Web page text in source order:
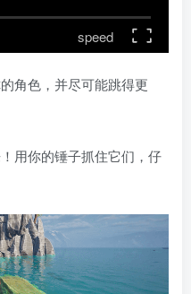
speed
角色，并尽可能跳得更
用你的锤子抓住它们，仔